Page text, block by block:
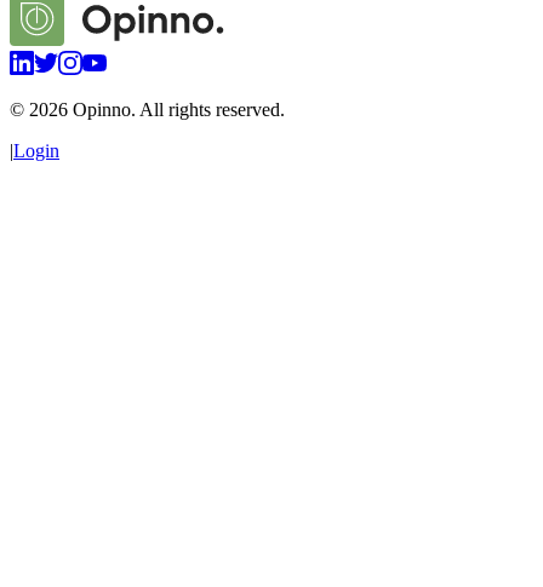
© 2026 Opinno. All rights reserved.
|Login